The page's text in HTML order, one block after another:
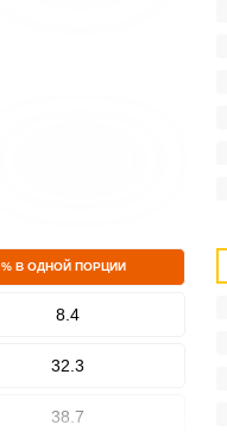
% В ОДНОЙ ПОРЦИИ
8.4
32.3
38.7